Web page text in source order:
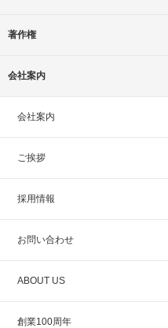
著作権
会社案内
会社案内
ご挨拶
採用情報
お問い合わせ
ABOUT US
創業100周年